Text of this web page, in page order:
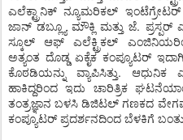
ಎಲೆಕ್ಟ್ರಾನಿಕ್ ನ್ಯೂಮರಿಕಲ್
ಜಾನ್ ಡಬ್ಲ್ಯೂ ಮೌಕ್ಲಿ ಮತ್ತು ಜೆ.
ಸ್ಕೂಲ್ ಆಫ್ ಎಲೆಕ್ಟ್ರಿಕಲ್
ಅತ್ಯಂತ ದೊಡ್ಡ ಏಕೈಕ ಕಂಪ್ಯೂಟರ್
ಕೊಠಡಿಯನ್ನು ವ್ಯಾಪಿಸಿತ್ತು.
ಹಾಕಿದ್ದರಿಂದ ಇದು ಚಾರಿತ್ರಿಕ
ತಂತ್ರಜ್ಞಾನ ಬಳಸಿ ಡಿಜಿಟಲ್ ಗಣಕದ
ಕಂಪ್ಯೂಟರ್ ಪ್ರದರ್ಶನದಿಂದ ಬೆಳಕಿಗೆ